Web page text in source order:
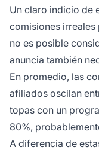
Un claro indicio de
comisiones irreales
no es posible
anuncia también
En promedio, las
afiliados oscilan
topas con un
80%,
A diferencia de